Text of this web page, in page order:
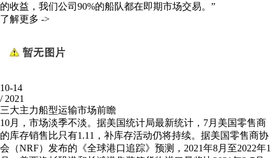
的收益，我们公司90%的船队都在即期市场交易。”
了解更多 ->
10-14
/ 2021
三大主力船型运输市场前瞻
10月，市场淡季不淡。据美国统计局最新统计，7月美国零售商
的库存销售比只有1.11，补库存活动仍将持续。据美国零售商协
会（NRF）发布的《全球港口追踪》预测，2021年8月至2022年1